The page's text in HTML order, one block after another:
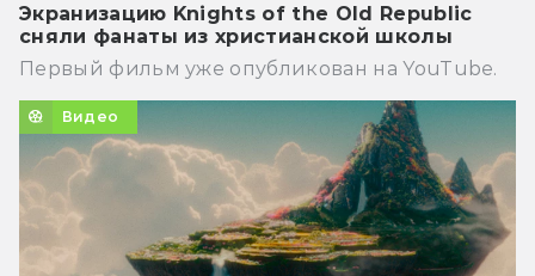
Экранизацию Knights of the Old Republic
сняли фанаты из христианской школы
Первый фильм уже опубликован на YouTube.
Видео